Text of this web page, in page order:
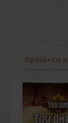
Προϊόντα